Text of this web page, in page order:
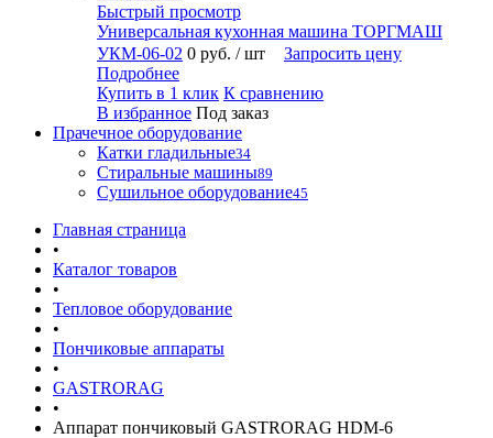
Быстрый просмотр
Универсальная кухонная машина ТОРГМАШ
УКМ-06-02 0 руб. / шт
Запросить цену
Подробнее
Купить в 1 клик К сравнению
В избранное Под заказ
Прачечное оборудование
Катки гладильные34
Стиральные машины89
Сушильное оборудование45
Главная страница
•
Каталог товаров
•
Тепловое оборудование
•
Пончиковые аппараты
•
GASTRORAG
•
Аппарат пончиковый GASTRORAG HDM-6